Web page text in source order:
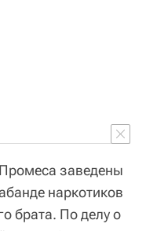
заведены
наркотиков
брата. По делу о